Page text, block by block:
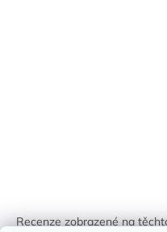
Recenze zobrazené na